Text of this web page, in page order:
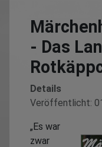
- Das
Details
Veröffentlicht:
„Es war
zwar